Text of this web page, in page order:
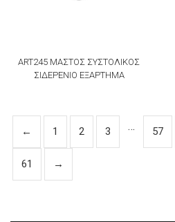
ART245 ΜΑΣΤΟΣ ΣΥΣΤΟΛΙΚΟΣ
ΣΙΔΕΡΕΝΙΟ ΕΞΑΡΤΗΜΑ
← 1 2 3 … 57
61 →